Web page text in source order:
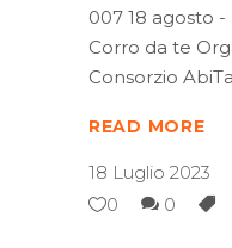
007 18 agosto
Corro da te
Consorzio
READ MORE
18 Luglio 2023
0
0